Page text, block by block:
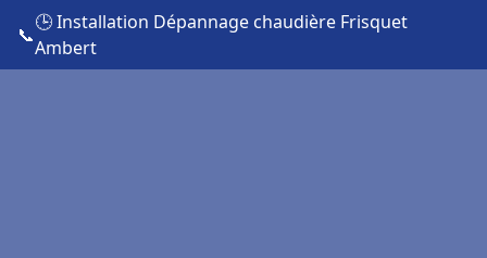
📞
🕒 Installation Dépannage chaudière Frisquet
Ambert